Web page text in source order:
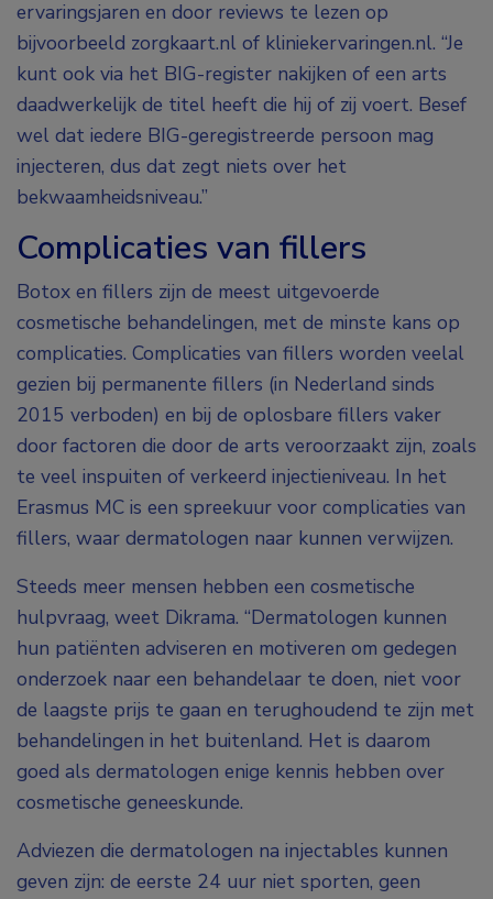
ervaringsjaren en door reviews te lezen op
bijvoorbeeld zorgkaart.nl of kliniekervaringen.nl. “Je
kunt ook via het BIG-register nakijken of een arts
daadwerkelijk de titel heeft die hij of zij voert. Besef
wel dat iedere BIG-geregistreerde persoon mag
injecteren, dus dat zegt niets over het
bekwaamheidsniveau.”
Complicaties van fillers
Botox en fillers zijn de meest uitgevoerde
cosmetische behandelingen, met de minste kans op
complicaties. Complicaties van fillers worden veelal
gezien bij permanente fillers (in Nederland sinds
2015 verboden) en bij de oplosbare fillers vaker
door factoren die door de arts veroorzaakt zijn, zoals
te veel inspuiten of verkeerd injectieniveau. In het
Erasmus MC is een spreekuur voor complicaties van
fillers, waar dermatologen naar kunnen verwijzen.
Steeds meer mensen hebben een cosmetische
hulpvraag, weet Dikrama. “Dermatologen kunnen
hun patiënten adviseren en motiveren om gedegen
onderzoek naar een behandelaar te doen, niet voor
de laagste prijs te gaan en terughoudend te zijn met
behandelingen in het buitenland. Het is daarom
goed als dermatologen enige kennis hebben over
cosmetische geneeskunde.
Adviezen die dermatologen na injectables kunnen
geven zijn: de eerste 24 uur niet sporten, geen